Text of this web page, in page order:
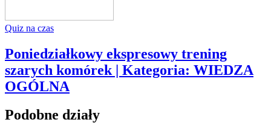
Quiz na czas
Poniedziałkowy ekspresowy trening
szarych komórek | Kategoria: WIEDZA
OGÓLNA
Podobne działy